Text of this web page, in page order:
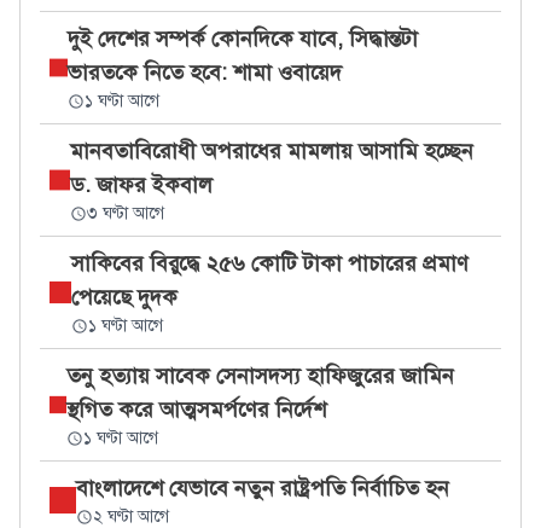
দুই দেশের সম্পর্ক কোনদিকে যাবে, সিদ্ধান্তটা
ভারতকে নিতে হবে: শামা ওবায়েদ
১ ঘণ্টা আগে
মানবতাবিরোধী অপরাধের মামলায় আসামি হচ্ছেন
ড. জাফর ইকবাল
৩ ঘণ্টা আগে
সাকিবের বিরুদ্ধে ২৫৬ কোটি টাকা পাচারের প্রমাণ
পেয়েছে দুদক
১ ঘণ্টা আগে
তনু হত্যায় সাবেক সেনাসদস্য হাফিজুরের জামিন
স্থগিত করে আত্মসমর্পণের নির্দেশ
১ ঘণ্টা আগে
বাংলাদেশে যেভাবে নতুন রাষ্ট্রপতি নির্বাচিত হন
২ ঘণ্টা আগে